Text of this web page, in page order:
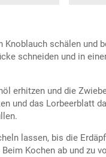
Knoblauch schälen und
schneiden und in
erhitzen und die
und das Lorbeerblatt
lassen, bis die
Kochen ab und zu